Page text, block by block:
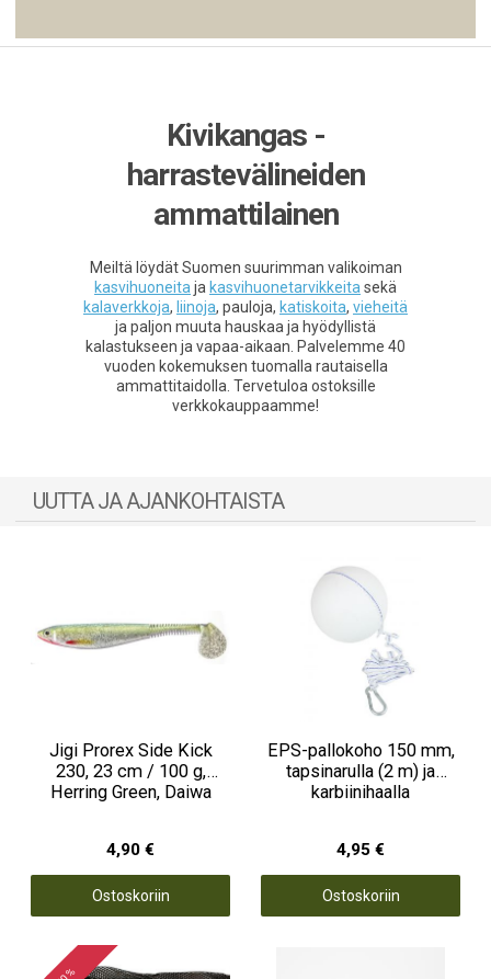
Kivikangas -
harrastevälineiden
ammattilainen
Meiltä löydät Suomen suurimman valikoiman
kasvihuoneitaja kasvihuonetarvikkeitasekä
kalaverkkoja, liinoja, pauloja, katiskoita, vieheitä
ja paljon muuta hauskaa ja hyödyllistä
kalastukseen ja vapaa-aikaan. Palvelemme 40
vuoden kokemuksen tuomalla rautaisella
ammattitaidolla. Tervetuloa ostoksille
verkkokauppaamme!
UUTTA JA AJANKOHTAISTA
Jigi Prorex Side Kick
230, 23 cm / 100 g,
Herring Green, Daiwa
4,90 €
Ostoskoriin
EPS-pallokoho 150 mm,
tapsinarulla (2 m) ja
karbiinihaalla
4,95 €
Ostoskoriin